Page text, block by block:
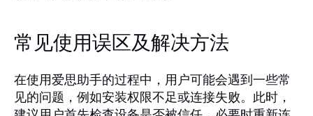
常见使用误区及解决方法
在使用爱思助手的过程中，用户可能会遇到一些常
见的问题，例如安装权限不足或连接失败。此时，